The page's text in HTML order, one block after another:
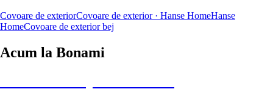
Covoare de exteriorCovoare de exterior · Hanse HomeHanse
HomeCovoare de exterior bej
Acum la Bonami